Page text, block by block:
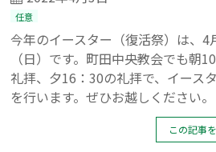
任意
今年のイースター（復活祭）は、4
（日）です。町田中央教会でも朝
礼拝、夕16：30の礼拝で、イース
を行います。ぜひお越しください。
この記事